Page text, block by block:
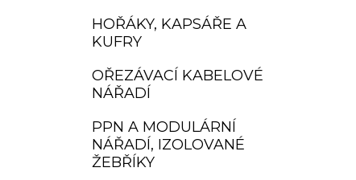
HOŘÁKY, KAPSÁŘE A
KUFRY
OŘEZÁVACÍ KABELOVÉ
NÁŘADÍ
PPN A MODULÁRNÍ
NÁŘADÍ, IZOLOVANÉ
ŽEBŘÍKY